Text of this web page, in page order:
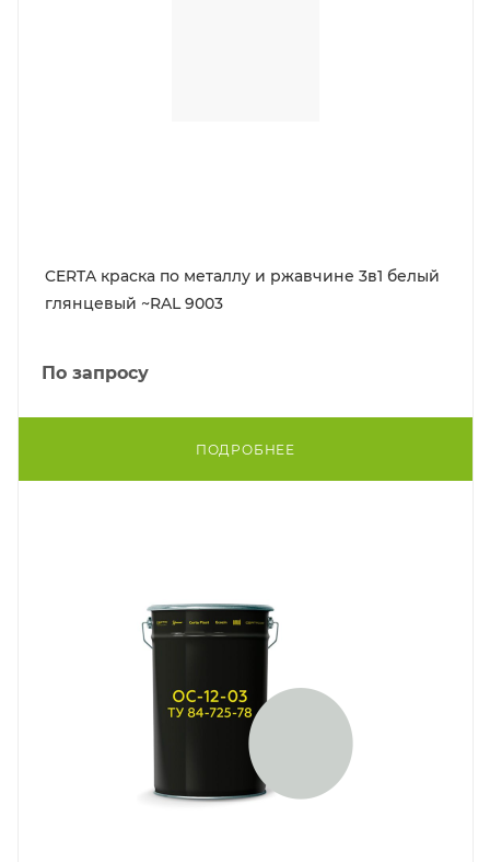
CERTA краска по металлу и ржавчине 3в1 белый
глянцевый ~RAL 9003
По запросу
ПОДРОБНЕЕ